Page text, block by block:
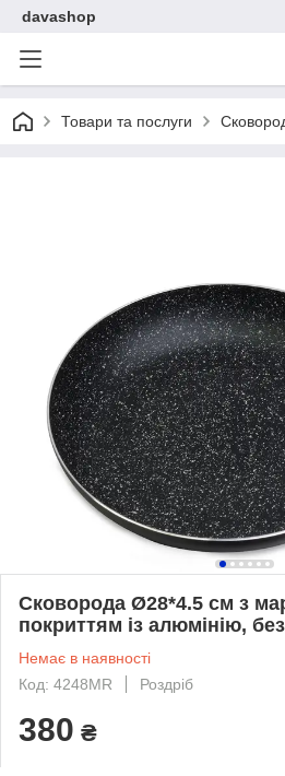
davashop
Товари та послуги
Сковорода Ø28*4.5 см з
покриттям із алюмінію,
Немає в наявності
Код: 4248MR
Роздріб
380 ₴